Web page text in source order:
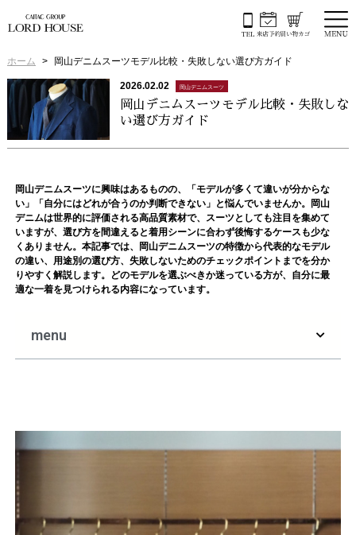
ホーム 岡山デニムスーツモデル比較・失敗しない選び方ガイド
2026.02.02 岡山デニムスーツ
岡山デニムスーツモデル比較・失敗しな
い選び方ガイド
岡山デニムスーツに興味はあるものの、「モデルが多くて違いが分からな
い」「自分にはどれが合うのか判断できない」と悩んでいませんか。岡山
デニムは世界的に評価される高品質素材で、スーツとしても注目を集めて
いますが、選び方を間違えると着用シーンに合わず後悔するケースも少な
くありません。本記事では、岡山デニムスーツの特徴から代表的なモデル
の違い、用途別の選び方、失敗しないためのチェックポイントまでを分か
りやすく解説します。どのモデルを選ぶべきか迷っている方が、自分に最
適な一着を見つけられる内容になっています。
menu